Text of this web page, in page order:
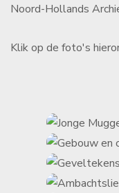
Noord-Hollands
Klik op de foto's